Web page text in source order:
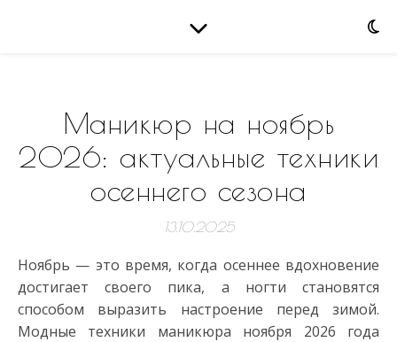
Маникюр на ноябрь
2026: актуальные техники
осеннего сезона
13.10.2025
Ноябрь — это время, когда осеннее вдохновение
достигает своего пика, а ногти становятся
способом выразить настроение перед зимой.
Модные техники маникюра ноября 2026 года